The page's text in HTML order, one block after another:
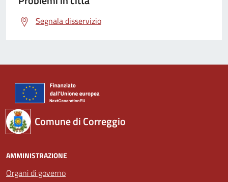
Segnala disservizio
Comune di Correggio
AMMINISTRAZIONE
Organi di governo